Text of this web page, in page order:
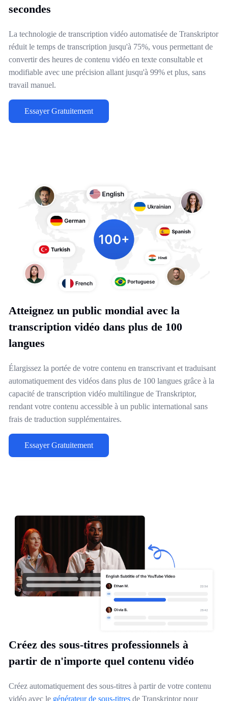
secondes
La technologie de transcription vidéo automatisée de Transkriptor
réduit le temps de transcription jusqu'à 75%, vous permettant de
convertir des heures de contenu vidéo en texte consultable et
modifiable avec une précision allant jusqu'à 99% et plus, sans
travail manuel.
Essayer Gratuitement
Atteignez un public mondial avec la
transcription vidéo dans plus de 100
langues
Élargissez la portée de votre contenu en transcrivant et traduisant
automatiquement des vidéos dans plus de 100 langues grâce à la
capacité de transcription vidéo multilingue de Transkriptor,
rendant votre contenu accessible à un public international sans
frais de traduction supplémentaires.
Essayer Gratuitement
Créez des sous-titres professionnels à
partir de n'importe quel contenu vidéo
Créez automatiquement des sous-titres à partir de votre contenu
vidéo avec le générateur de sous-titres de Transkriptor pour